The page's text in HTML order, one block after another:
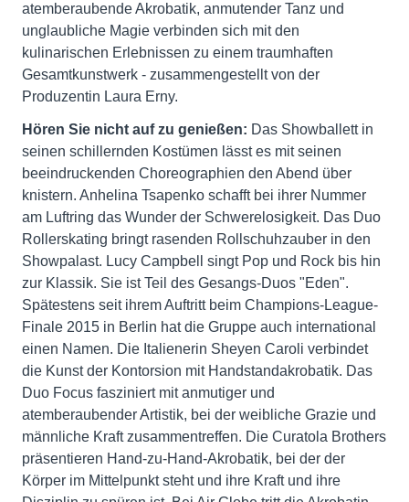
atemberaubende Akrobatik, anmutender Tanz und
unglaubliche Magie verbinden sich mit den
kulinarischen Erlebnissen zu einem traumhaften
Gesamtkunstwerk - zusammengestellt von der
Produzentin Laura Erny.
Hören Sie nicht auf zu genießen: Das Showballett in
seinen schillernden Kostümen lässt es mit seinen
beeindruckenden Choreographien den Abend über
knistern. Anhelina Tsapenko schafft bei ihrer Nummer
am Luftring das Wunder der Schwerelosigkeit. Das Duo
Rollerskating bringt rasenden Rollschuhzauber in den
Showpalast. Lucy Campbell singt Pop und Rock bis hin
zur Klassik. Sie ist Teil des Gesangs-Duos "Eden".
Spätestens seit ihrem Auftritt beim Champions-League-
Finale 2015 in Berlin hat die Gruppe auch international
einen Namen. Die Italienerin Sheyen Caroli verbindet
die Kunst der Kontorsion mit Handstandakrobatik. Das
Duo Focus fasziniert mit anmutiger und
atemberaubender Artistik, bei der weibliche Grazie und
männliche Kraft zusammentreffen. Die Curatola Brothers
präsentieren Hand-zu-Hand-Akrobatik, bei der der
Körper im Mittelpunkt steht und ihre Kraft und ihre